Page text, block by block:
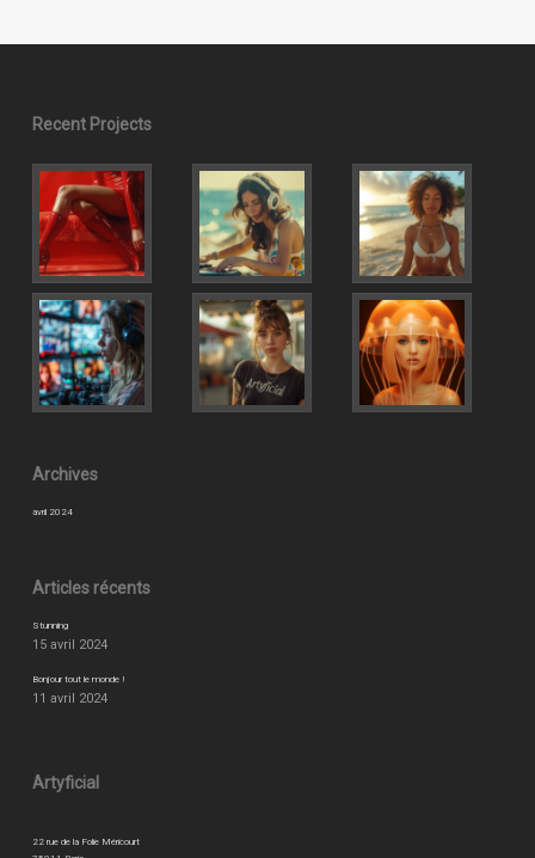
Recent Projects
Archives
avril 2024
Articles récents
Stunning
15 avril 2024
Bonjour tout le monde !
11 avril 2024
Artyficial
22 rue de la Folie Méricourt